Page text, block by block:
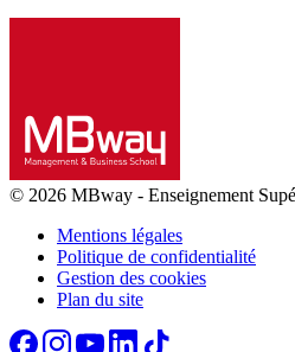
© 2026 MBway - Enseignement
Mentions légales
Politique de confidentialité
Gestion des cookies
Plan du site